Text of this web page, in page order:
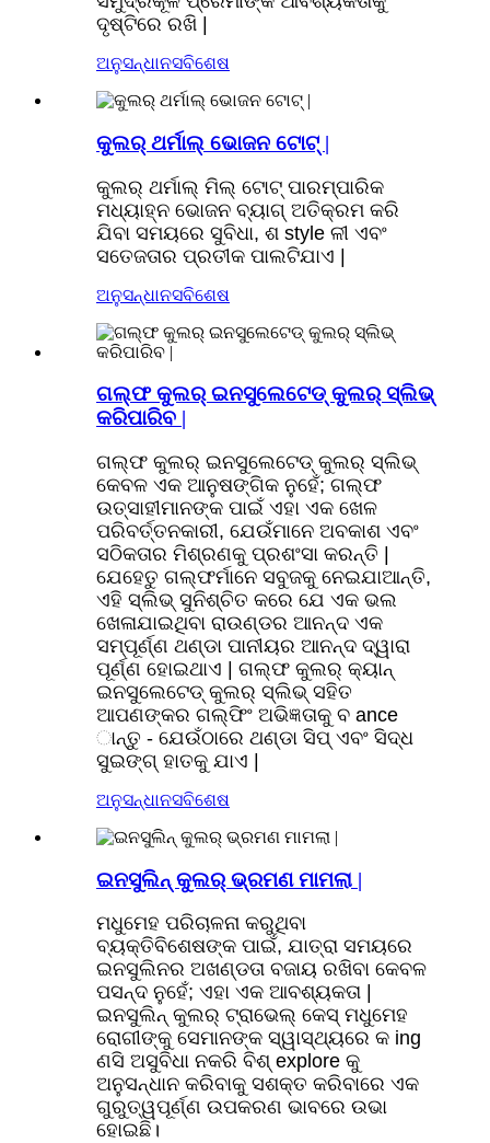
ଦୃଷ୍ଟିରେ ରଖି |
ଅନୁସନ୍ଧାନସବିଶେଷ
କୁଲର୍ ଥର୍ମାଲ୍ ଭୋଜନ ଟୋଟ୍ |
କୁଲର୍ ଥର୍ମାଲ୍ ମିଲ୍ ଟୋଟ୍ ପାରମ୍ପାରିକ
ମଧ୍ୟାହ୍ନ ଭୋଜନ ବ୍ୟାଗ୍ ଅତିକ୍ରମ କରି
ଯିବା ସମୟରେ ସୁବିଧା, ଶ style ଳୀ ଏବଂ
ସତେଜତାର ପ୍ରତୀକ ପାଲଟିଯାଏ |
ଅନୁସନ୍ଧାନସବିଶେଷ
ଗଲ୍ଫ କୁଲର୍ ଇନସୁଲେଟେଡ୍ କୁଲର୍ ସ୍ଲିଭ୍
କରିପାରିବ |
ଗଲ୍ଫ କୁଲର୍ ଇନସୁଲେଟେଡ୍ କୁଲର୍ ସ୍ଲିଭ୍
କେବଳ ଏକ ଆନୁଷଙ୍ଗିକ ନୁହେଁ; ଗଲ୍ଫ
ଉତ୍ସାହୀମାନଙ୍କ ପାଇଁ ଏହା ଏକ ଖେଳ
ପରିବର୍ତ୍ତନକାରୀ, ଯେଉଁମାନେ ଅବକାଶ ଏବଂ
ସଠିକତାର ମିଶ୍ରଣକୁ ପ୍ରଶଂସା କରନ୍ତି |
ଯେହେତୁ ଗଲ୍ଫର୍ମାନେ ସବୁଜକୁ ନେଇଯାଆନ୍ତି,
ଏହି ସ୍ଲିଭ୍ ସୁନିଶ୍ଚିତ କରେ ଯେ ଏକ ଭଲ
ଖେଳାଯାଇଥିବା ରାଉଣ୍ଡର ଆନନ୍ଦ ଏକ
ସମ୍ପୂର୍ଣ୍ଣ ଥଣ୍ଡା ପାନୀୟର ଆନନ୍ଦ ଦ୍ୱାରା
ପୂର୍ଣ୍ଣ ହୋଇଥାଏ | ଗଲ୍ଫ କୁଲର୍ କ୍ୟାନ୍
ଇନସୁଲେଟେଡ୍ କୁଲର୍ ସ୍ଲିଭ୍ ସହିତ
ଆପଣଙ୍କର ଗଲ୍ଫିଂ ଅଭିଜ୍ଞତାକୁ ବ ance
ାନ୍ତୁ - ଯେଉଁଠାରେ ଥଣ୍ଡା ସିପ୍ ଏବଂ ସିଦ୍ଧ
ସୁଇଙ୍ଗ୍ ହାତକୁ ଯାଏ |
ଅନୁସନ୍ଧାନସବିଶେଷ
ଇନସୁଲିନ୍ କୁଲର୍ ଭ୍ରମଣ ମାମଲା |
ମଧୁମେହ ପରିଚାଳନା କରୁଥିବା
ବ୍ୟକ୍ତିବିଶେଷଙ୍କ ପାଇଁ, ଯାତ୍ରା ସମୟରେ
ଇନସୁଲିନର ଅଖଣ୍ଡତା ବଜାୟ ରଖିବା କେବଳ
ପସନ୍ଦ ନୁହେଁ; ଏହା ଏକ ଆବଶ୍ୟକତା |
ଇନସୁଲିନ୍ କୁଲର୍ ଟ୍ରାଭେଲ୍ କେସ୍ ମଧୁମେହ
ରୋଗୀଙ୍କୁ ସେମାନଙ୍କ ସ୍ୱାସ୍ଥ୍ୟରେ କ ing
ଣସି ଅସୁବିଧା ନକରି ବିଶ୍ explore କୁ
ଅନୁସନ୍ଧାନ କରିବାକୁ ସଶକ୍ତ କରିବାରେ ଏକ
ଗୁରୁତ୍ୱପୂର୍ଣ୍ଣ ଉପକରଣ ଭାବରେ ଉଭା
ହୋଇଛି।